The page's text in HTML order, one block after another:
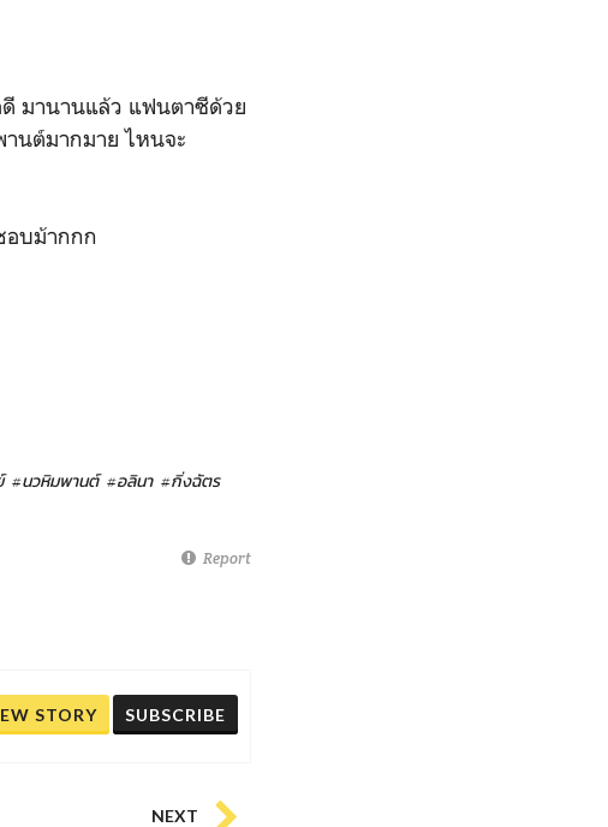
มานานแล้ว แฟนตาซีด้วย
นต์มากมาย ไหนจะ
อบม้ากกก
#นวหิมพานต์ #อลินา #กิ่งฉัตร
Report
STORY SUBSCRIBE
NEXT